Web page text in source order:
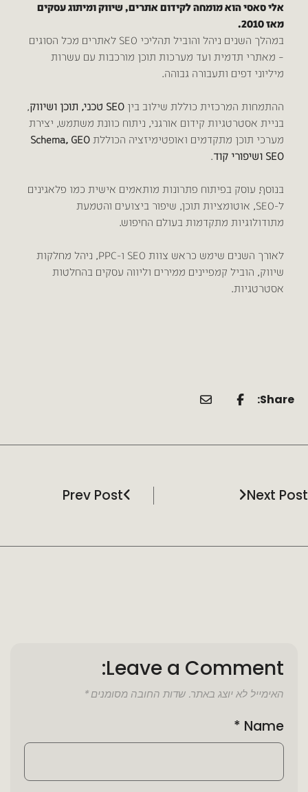
אלי סאסיהוא מומחה לקידום אתרים, שיווק ומיתוג עסקים
מאז 2010.
במהלך השנים ניהל והוביל תהליכי SEO לאתרים מכל הסוגים
– מאתרי תדמית ועד מערכות תוכן מורכבות עם עשרות
מיליוני דפים ותעבורה גבוהה.
ההתמחות המרכזית כוללת שילוב בין SEO טכני, תוכן ושיווק
,
בניית אסטרטגיות קידום אורגני, ניתוח כוונת משתמש, יצירת
מערכי תוכן מתקדמים ואופטימיזציה הכוללת Schema, GEO
SEO ושיפורי קוד
.
בנוסף, עוסק בפיתוח פתרונות מותאמים אישית כמו פלאגינים
ל-SEO, אוטומציות תוכן, שיפור ביצועים והטמעת
מתודולוגיות מתקדמות בעולם החיפוש.
לאורך השנים שימש כראש צוות SEO ו-PPC, ניהל מחלקות
שיווק, הוביל קמפיינים ממירים וליווה עסקים בהחלטות
אסטרטגיות.
Share:
Prev Post Next Post
Leave a Comment:
האימייל לא יוצג באתר. שדות החובה מסומנים*
Name
*